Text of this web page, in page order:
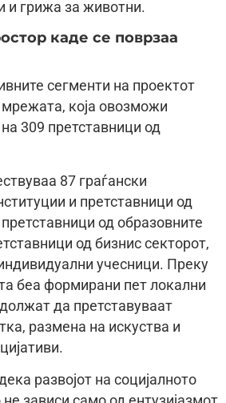
и грижа за животни.
каде се поврзаа
сегменти на проектот
која овозможи
309 претставници од
87 граѓански
и претставници од
од образовните
од бизнис секторот,
учесници. Преку
беа формирани пет локални
да претставуваат
размена на искуства и
развојот на социјалното